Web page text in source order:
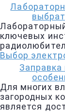
ключевых
Выбор
Заправка
Для многих
загородных
является